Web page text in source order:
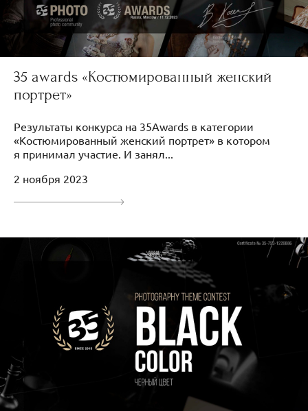
35 awards «Костюмированный женский
портрет»
Результаты конкурса на 35Awards в категории
«Костюмированный женский портрет» в котором
я принимал участие. И занял...
2 ноября 2023